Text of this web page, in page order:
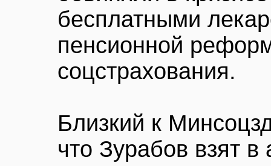
бесплатными
пенсионной
соцстрахования.
Близкий к
что Зурабов взят